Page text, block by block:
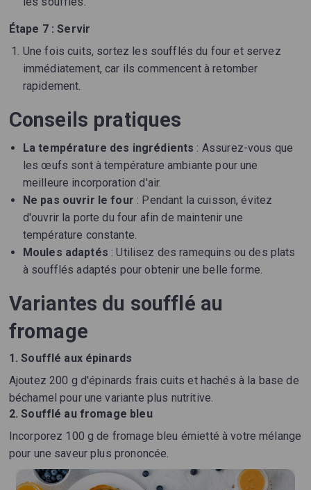
Étape 7 : Servir
Une fois cuits, sortez les soufflés du four et servez
immédiatement, car ils commencent à retomber
rapidement.
Conseils pratiques
La température des ingrédients : Assurez-vous que
les œufs sont à température ambiante pour une
meilleure incorporation d'air.
Ne pas ouvrir le four : Pendant la cuisson, évitez
d'ouvrir la porte du four afin de maintenir une
température constante.
Moules adaptés : Utilisez des ramequins ou des plats
à soufflés adaptés pour obtenir une belle forme.
Variantes du soufflé au
fromage
1. Soufflé aux épinards
Ajoutez 200 g d'épinards frais cuits et hachés à la base de
béchamel pour une variante plus nutritive.
2. Soufflé au fromage bleu
Incorporez 100 g de fromage bleu émietté à votre mélange
pour une saveur plus prononcée.